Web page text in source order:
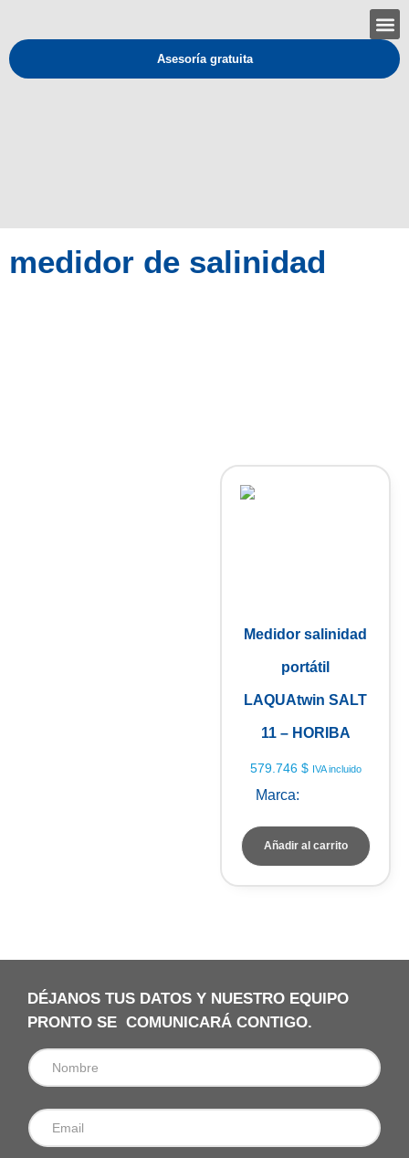
Asesoría gratuita
medidor de salinidad
Medidor salinidad
portátil
LAQUAtwin SALT
11 – HORIBA
579.746 $ IVA incluido
Marca:
Añadir al carrito
DÉJANOS TUS DATOS Y NUESTRO EQUIPO
PRONTO SE COMUNICARÁ CONTIGO.